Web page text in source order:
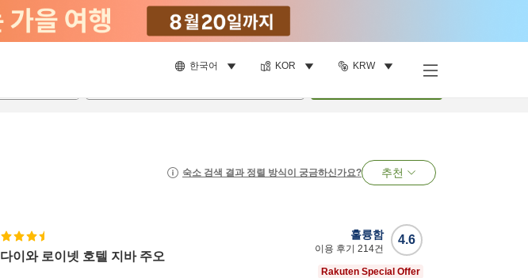
한국어 KOR KRW
숙소 검색 결과 정렬 방식이 궁금하신가요? 추천
다이와 로이넷 호텔 지바 주오
4.6
훌륭함
이용 후기 214건
Rakuten Special Offer